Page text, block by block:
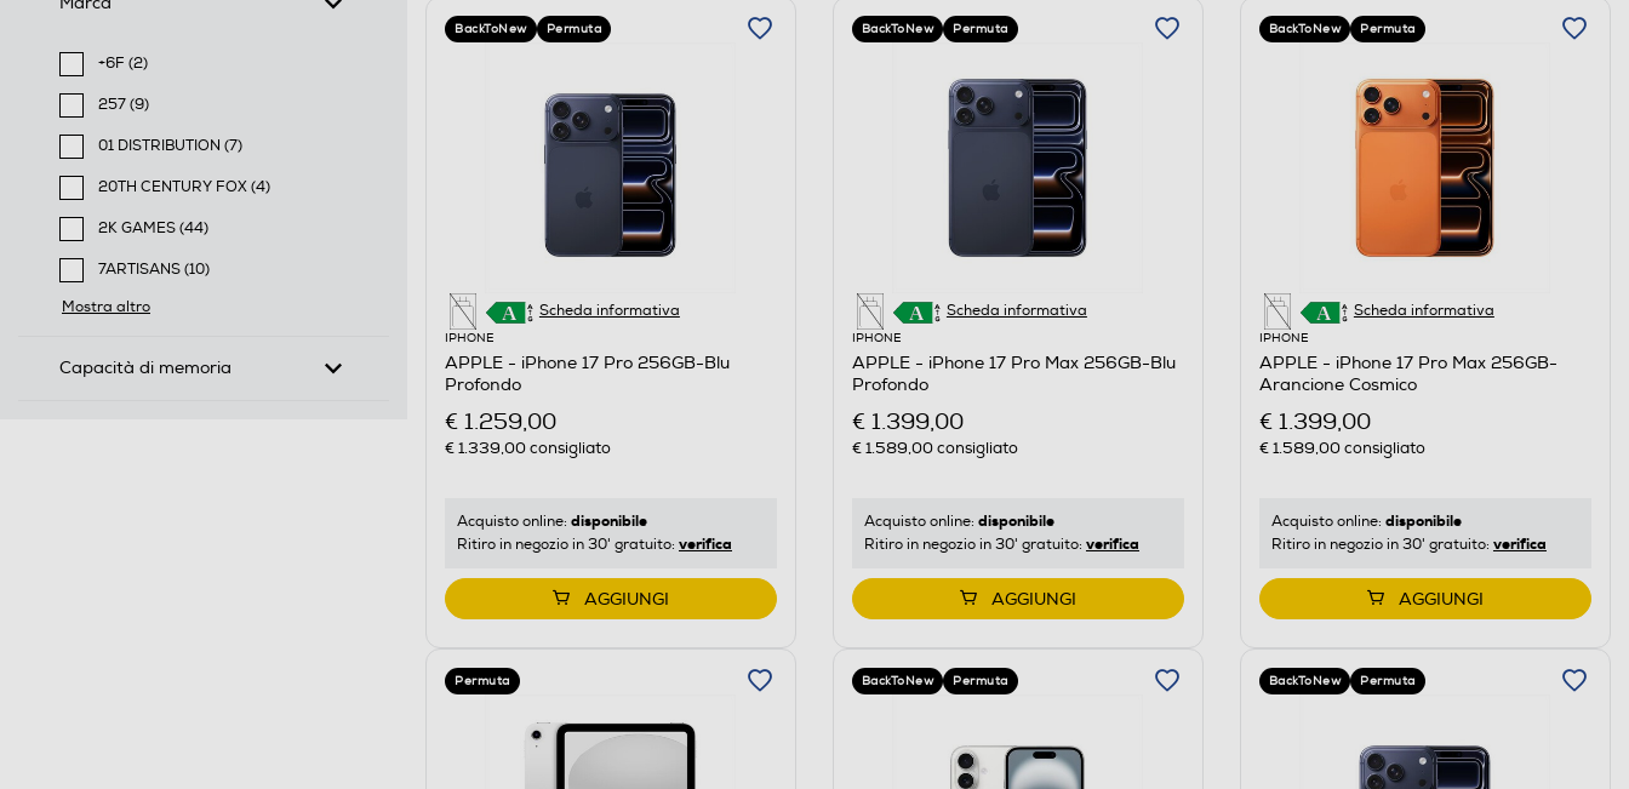
+6F (2)
Filtra per Marca: +6F
257 (9)
Filtra per Marca: 257
01 DISTRIBUTION (7)
Filtra per Marca: 01 DISTRIBUTION
20TH CENTURY FOX (4)
Filtra per Marca: 20TH CENTURY FOX
2K GAMES (44)
Filtra per Marca: 2K GAMES
7ARTISANS (10)
Filtra per Marca: 7ARTISANS
Mostra altro
Capacità di memoria
BackToNew Permuta
Scheda informativa
IPHONE
APPLE - iPhone 17 Pro 256GB-Blu
Profondo
€ 1.259,00
€ 1.339,00consigliato
Acquisto online: disponibile
Ritiro in negozio in 30' gratuito: verifica
AGGIUNGI
BackToNew Permuta
Scheda informativa
IPHONE
APPLE - iPhone 17 Pro Max 256GB-Blu
Profondo
€ 1.399,00
€ 1.589,00consigliato
Acquisto online: disponibile
Ritiro in negozio in 30' gratuito: verifica
AGGIUNGI
BackToNew Permuta
Scheda informativa
IPHONE
APPLE - iPhone 17 Pro Max 256GB-
Arancione Cosmico
€ 1.399,00
€ 1.589,00consigliato
Acquisto online: disponibile
Ritiro in negozio in 30' gratuito: verifica
AGGIUNGI
Permuta BackToNew Permuta BackToNew Permuta